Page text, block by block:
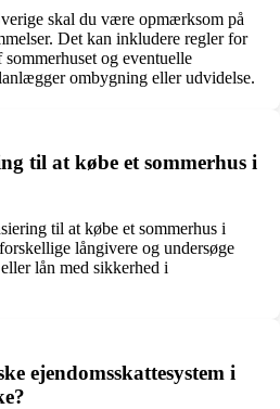
skal du være opmærksom på
Det kan inkludere regler for
og eventuelle
ombygning eller udvidelse.
til at købe et sommerhus i
til at købe et sommerhus i
långivere og undersøge
lån med sikkerhed i
ejendomsskattesystem i